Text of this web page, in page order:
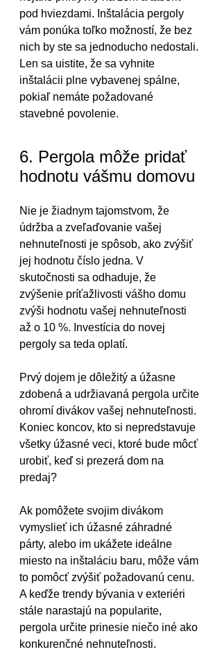
pod hviezdami. Inštalácia pergoly
vám ponúka toľko možností, že bez
nich by ste sa jednoducho nedostali.
Len sa uistite, že sa vyhnite
inštalácii plne vybavenej spálne,
pokiaľ nemáte požadované
stavebné povolenie.
6. Pergola môže pridať
hodnotu vášmu domovu
Nie je žiadnym tajomstvom, že
údržba a zveľaďovanie vašej
nehnuteľnosti je spôsob, ako zvýšiť
jej hodnotu číslo jedna. V
skutočnosti sa odhaduje, že
zvýšenie príťažlivosti vášho domu
zvýši hodnotu vašej nehnuteľnosti
až o 10 %. Investícia do novej
pergoly sa teda oplatí.
Prvý dojem je dôležitý a úžasne
zdobená a udržiavaná pergola určite
ohromí divákov vašej nehnuteľnosti.
Koniec koncov, kto si nepredstavuje
všetky úžasné veci, ktoré bude môcť
urobiť, keď si prezerá dom na
predaj?
Ak pomôžete svojim divákom
vymyslieť ich úžasné záhradné
párty, alebo im ukážete ideálne
miesto na inštaláciu baru, môže vám
to pomôcť zvýšiť požadovanú cenu.
A keďže trendy bývania v exteriéri
stále narastajú na popularite,
pergola určite prinesie niečo iné ako
konkurenčné nehnuteľnosti.